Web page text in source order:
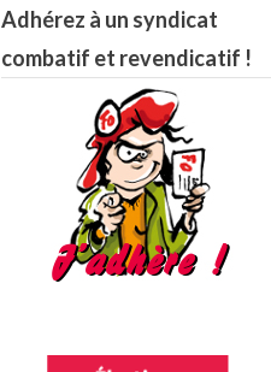
Adhérez à un syndicat
combatif et revendicatif !